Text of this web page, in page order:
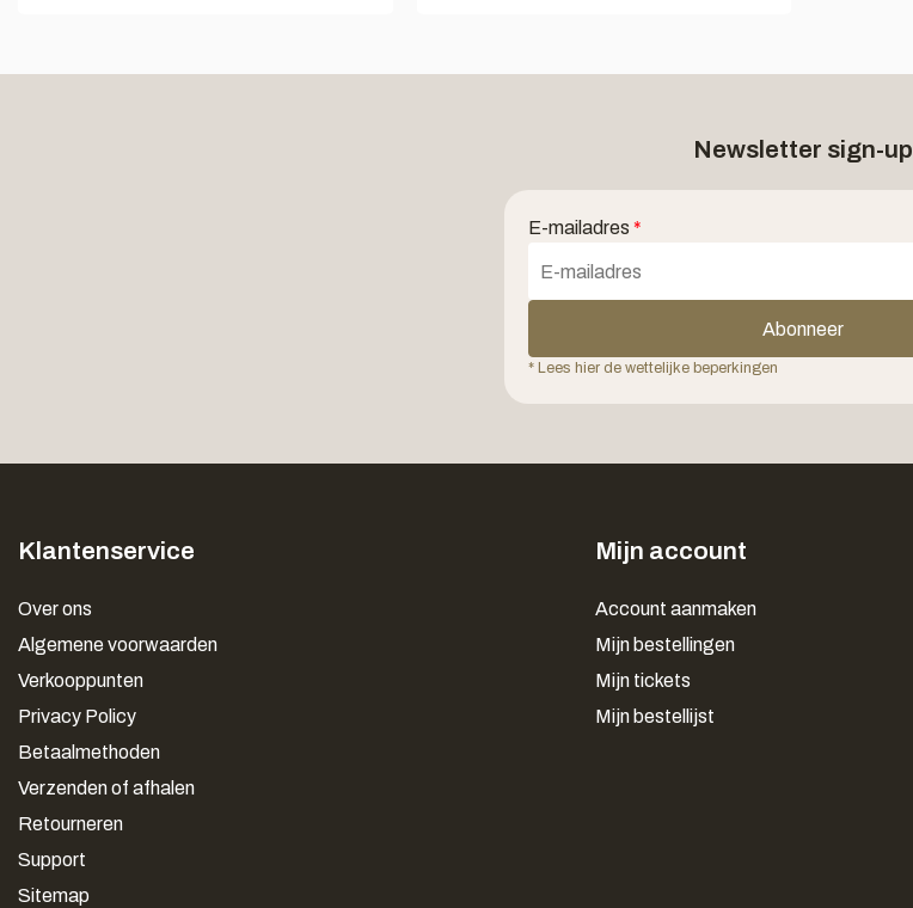
Newsletter sign-up
E-mailadres *
Abonneer
* Lees hier de wettelijke beperkingen
Klantenservice
Over ons
Algemene voorwaarden
Verkooppunten
Privacy Policy
Betaalmethoden
Verzenden of afhalen
Retourneren
Support
Sitemap
Mijn account
Account aanmaken
Mijn bestellingen
Mijn tickets
Mijn bestellijst